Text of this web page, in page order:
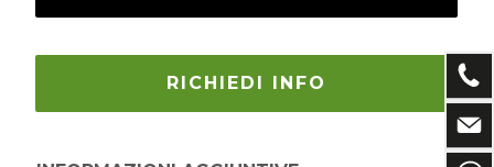
RICHIEDI INFO